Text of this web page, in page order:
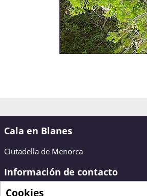
Cookies
Cala en Blanes
Ciutadella de Menorca
Información de contacto
Bienvenido a Cala en Blanes